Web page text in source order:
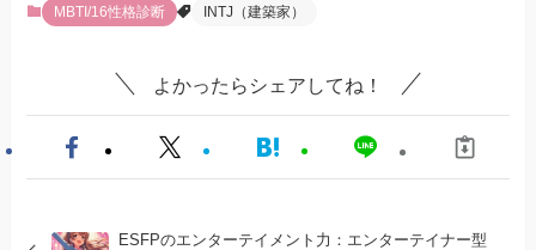
MBTI/16性格診断 INTJ（建築家）
よかったらシェアしてね！
ESFPのエンターテイメント力：エンターテイナー型